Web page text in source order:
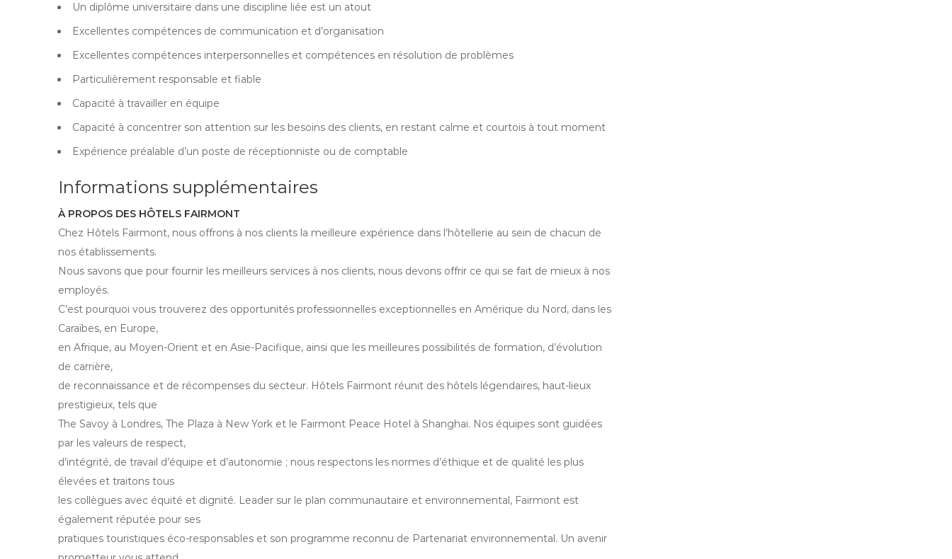
Un diplôme universitaire dans une discipline liée est un atout
Excellentes compétences de communication et d’organisation
Excellentes compétences interpersonnelles et compétences en résolution de problèmes
Particulièrement responsable et fiable
Capacité à travailler en équipe
Capacité à concentrer son attention sur les besoins des clients, en restant calme et courtois à tout moment
Expérience préalable d’un poste de réceptionniste ou de comptable
Informations supplémentaires
À PROPOS DES HÔTELS FAIRMONT
Chez Hôtels Fairmont, nous offrons à nos clients la meilleure expérience dans l’hôtellerie au sein de chacun de
nos établissements.
Nous savons que pour fournir les meilleurs services à nos clients, nous devons offrir ce qui se fait de mieux à nos
employés.
C’est pourquoi vous trouverez des opportunités professionnelles exceptionnelles en Amérique du Nord, dans les
Caraïbes, en Europe,
en Afrique, au Moyen-Orient et en Asie-Pacifique, ainsi que les meilleures possibilités de formation, d’évolution
de carrière,
de reconnaissance et de récompenses du secteur. Hôtels Fairmont réunit des hôtels légendaires, haut-lieux
prestigieux, tels que
The Savoy à Londres, The Plaza à New York et le Fairmont Peace Hotel à Shanghai. Nos équipes sont guidées
par les valeurs de respect,
d’intégrité, de travail d’équipe et d’autonomie ; nous respectons les normes d’éthique et de qualité les plus
élevées et traitons tous
les collègues avec équité et dignité. Leader sur le plan communautaire et environnemental, Fairmont est
également réputée pour ses
pratiques touristiques éco-responsables et son programme reconnu de Partenariat environnemental. Un avenir